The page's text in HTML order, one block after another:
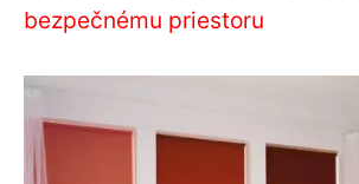
bezpečnému priestoru